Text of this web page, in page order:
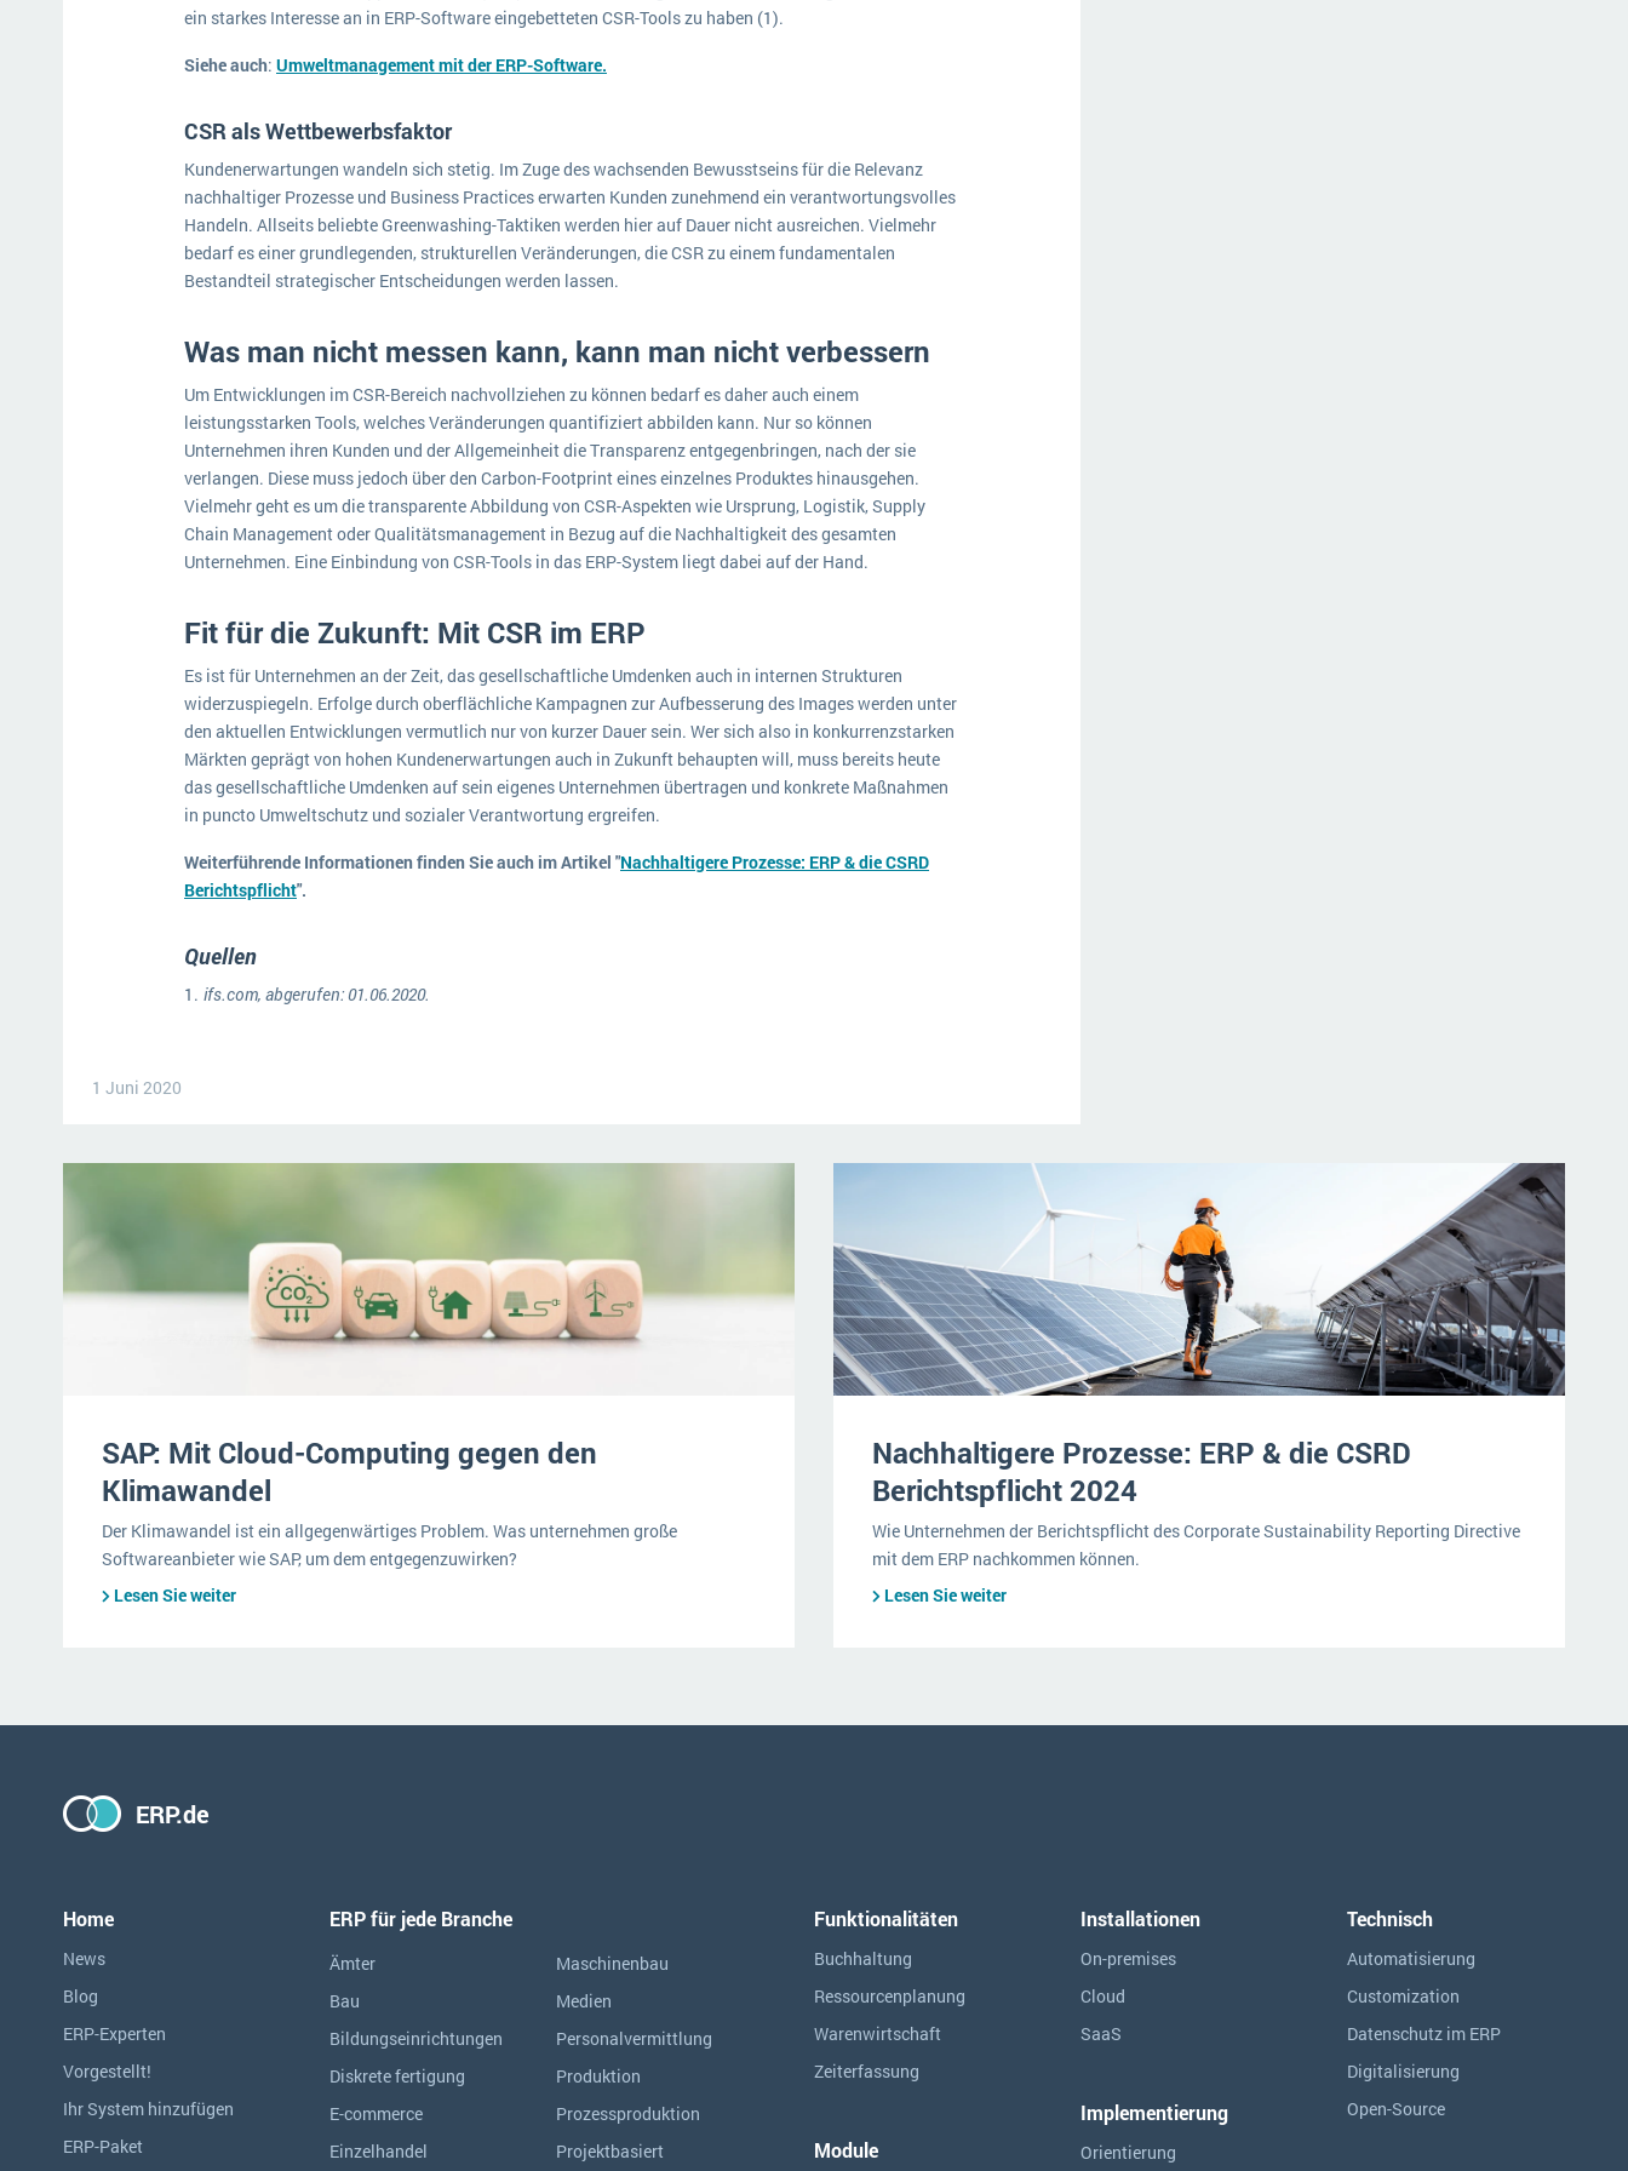
ein starkes Interesse an in ERP-Software eingebetteten CSR-Tools zu haben (1).
Siehe auch: Umweltmanagement mit der ERP-Software.
CSR als Wettbewerbsfaktor
Kundenerwartungen wandeln sich stetig. Im Zuge des wachsenden Bewusstseins für die Relevanz
nachhaltiger Prozesse und Business Practices erwarten Kunden zunehmend ein verantwortungsvolles
Handeln. Allseits beliebte Greenwashing-Taktiken werden hier auf Dauer nicht ausreichen. Vielmehr
bedarf es einer grundlegenden, strukturellen Veränderungen, die CSR zu einem fundamentalen
Bestandteil strategischer Entscheidungen werden lassen.
Was man nicht messen kann, kann man nicht verbessern
Um Entwicklungen im CSR-Bereich nachvollziehen zu können bedarf es daher auch einem
leistungsstarken Tools, welches Veränderungen quantifiziert abbilden kann. Nur so können
Unternehmen ihren Kunden und der Allgemeinheit die Transparenz entgegenbringen, nach der sie
verlangen. Diese muss jedoch über den Carbon-Footprint eines einzelnes Produktes hinausgehen.
Vielmehr geht es um die transparente Abbildung von CSR-Aspekten wie Ursprung, Logistik, Supply
Chain Management oder Qualitätsmanagement in Bezug auf die Nachhaltigkeit des gesamten
Unternehmen. Eine Einbindung von CSR-Tools in das ERP-System liegt dabei auf der Hand.
Fit für die Zukunft: Mit CSR im ERP
Es ist für Unternehmen an der Zeit, das gesellschaftliche Umdenken auch in internen Strukturen
widerzuspiegeln. Erfolge durch oberflächliche Kampagnen zur Aufbesserung des Images werden unter
den aktuellen Entwicklungen vermutlich nur von kurzer Dauer sein. Wer sich also in konkurrenzstarken
Märkten geprägt von hohen Kundenerwartungen auch in Zukunft behaupten will, muss bereits heute
das gesellschaftliche Umdenken auf sein eigenes Unternehmen übertragen und konkrete Maßnahmen
in puncto Umweltschutz und sozialer Verantwortung ergreifen.
Weiterführende Informationen finden Sie auch im Artikel "Nachhaltigere Prozesse: ERP & die CSRD
Berichtspflicht".
Quellen
ifs.com, abgerufen: 01.06.2020.
1 Juni 2020
SAP: Mit Cloud-Computing gegen den
Klimawandel
Der Klimawandel ist ein allgegenwärtiges Problem. Was unternehmen große
Softwareanbieter wie SAP, um dem entgegenzuwirken?
Lesen Sie weiter
Nachhaltigere Prozesse: ERP & die CSRD
Berichtspflicht 2024
Wie Unternehmen der Berichtspflicht des Corporate Sustainability Reporting Directive
mit dem ERP nachkommen können.
Lesen Sie weiter
ERP.de
Home
News
Blog
ERP-Experten
Vorgestellt!
Ihr System hinzufügen
ERP-Paket
ERP für jede Branche
Ämter
Bau
Bildungseinrichtungen
Diskrete fertigung
E-commerce
Einzelhandel
Maschinenbau
Medien
Personalvermittlung
Produktion
Prozessproduktion
Projektbasiert
Funktionalitäten
Buchhaltung
Ressourcen­planung
Warenwirtschaft
Zeiterfassung
Module
Installationen
On-premises
Cloud
SaaS
Implementierung
Orientierung
Technisch
Automatisierung
Customization
Datenschutz im ERP
Digitalisierung
Open-Source